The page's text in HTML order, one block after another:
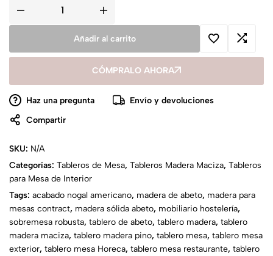
Añadir al carrito
CÓMPRALO AHORA
Haz una pregunta
Envío y devoluciones
Compartir
SKU: N/A
Categorías: Tableros de Mesa, Tableros Madera Maciza, Tableros
para Mesa de Interior
Tags: acabado nogal americano, madera de abeto, madera para
mesas contract, madera sólida abeto, mobiliario hostelería,
sobremesa robusta, tablero de abeto, tablero madera, tablero
madera maciza, tablero madera pino, tablero mesa, tablero mesa
exterior, tablero mesa Horeca, tablero mesa restaurante, tablero